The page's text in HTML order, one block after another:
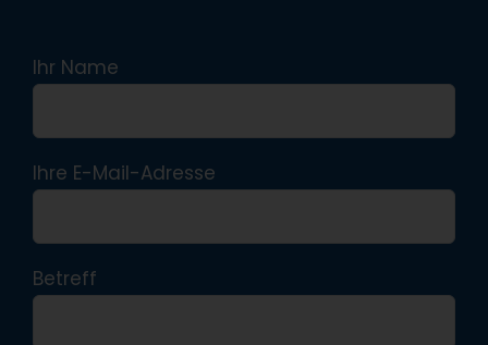
Ihr Name
Ihre E-Mail-Adresse
Betreff